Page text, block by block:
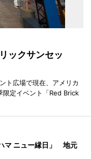
ックサンセッ
ト広場で現在、アメリカ
限定イベント「Red Brick
マ ニュー縁日」 地元